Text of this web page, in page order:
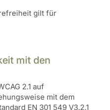
gilt für
mit den
2.1 auf
mit dem
EN 301 549 V3.2.1